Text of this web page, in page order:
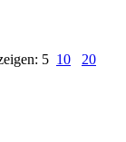
5 10 20